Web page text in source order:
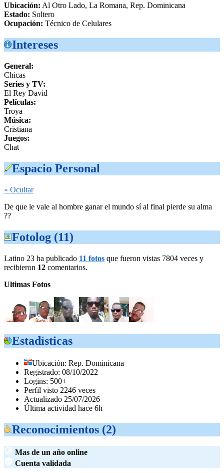
Ubicación: Al Otro Lado, La Romana, Rep. Dominicana
Estado: Soltero
Ocupación: Técnico de Celulares
Intereses
General:
Chicas
Series y TV:
El Rey David
Películas:
Troya
Música:
Cristiana
Juegos:
Chat
Espacio Personal
« Ocultar
De que le vale al hombre ganar el mundo sí al final pierde su alma
??
Fotolog (11)
Latino 23 ha publicado 11 fotos que fueron vistas 7804 veces y
recibieron 12 comentarios.
Ultimas Fotos
Estadísticas
Ubicación: Rep. Dominicana
Registrado: 08/10/2022
Logins: 500+
Perfil visto 2246 veces
Actualizado 25/07/2026
Última actividad hace 6h
Reconocimientos (2)
Mas de un año online
Cuenta validada